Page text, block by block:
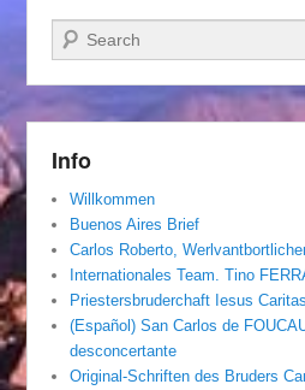
Suchen
Info
Willkommen
Buenos Aires Brief
Carlos Roberto,
Internationales Team. Tino
Priestersbruderchaft Iesus Caritas
(Español) San Carlos de
desconcertante
Original-Schriften des Bruders